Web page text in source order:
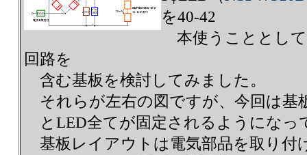
を40-42
本使うこととし
回路を
含む基板を検討してみました。
それらが左右の図ですが、今回は基
とLED全てが固定されるようにな
基板レイアウトは電気部品を取り付